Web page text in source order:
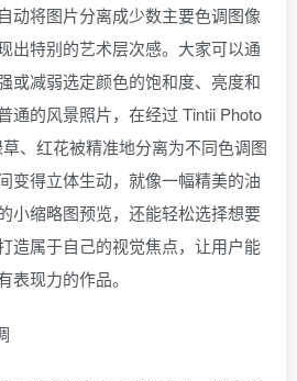
动将图片分离成少数主要色调图像
出特别的艺术层次感。大家可以通
或减弱选定颜色的饱和度、亮度和
通的风景照片，在经过 Tintii Photo
、红花被精准地分离为不同色调图
变得立体生动，就像一幅精美的油
小缩略图预览，还能轻松选择想要
造属于自己的视觉焦点，让用户能
表现力的作品。